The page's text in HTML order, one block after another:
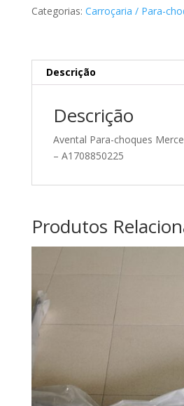
SLK
Categorias: Carroçaria / Para-
Descrição
Descrição
Avental Para-choques
– A1708850225
Produtos